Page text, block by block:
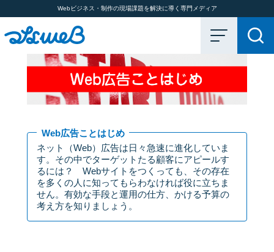
Webビジネス・制作の現場課題を解決に導く専門メディア
Web広告ことはじめ
ネット（Web）広告は日々急速に進化していま
す。その中でターゲットたる顧客にアピールす
るには？ Webサイトをつくっても、その存在
を多くの人に知ってもらわなければ役に立ちま
せん。有効な手段と運用の仕方、かける予算の
考え方を知りましょう。